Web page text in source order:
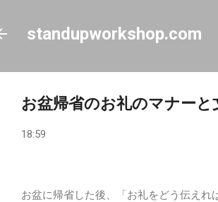
standupworkshop.com
お盆帰省のお礼のマナー
18:59
お盆に帰省した後、「お礼をどう伝え